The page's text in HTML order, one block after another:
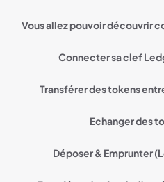
Vous allez pouvoir découvrir
Connecter sa clef
Transférer des tokens
Echanger des
Déposer & Emprunter